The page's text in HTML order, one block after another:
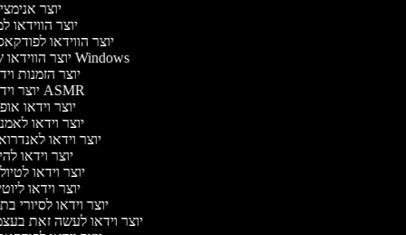
יוצר
יוצר הווידאו
יוצר הווידאו
יוצר הווידאו של Windows
יוצר הזמנות
יוצר וידאו ASMR
יוצר וידאו
יוצר וידאו
יוצר וידאו
יוצר וידאו
יוצר וידאו
יוצר וידאו
יוצר וידאו לסיורי
יוצר וידאו לעשה זאת